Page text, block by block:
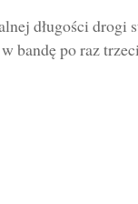
długości drogi
bandę po raz